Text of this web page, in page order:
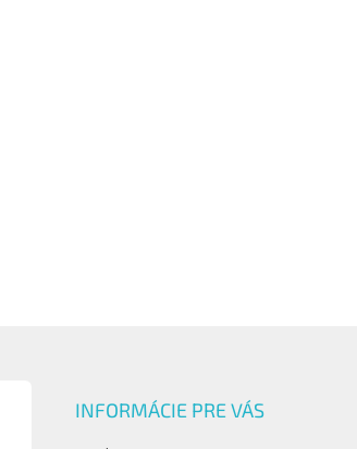
INFORMÁCIE PRE VÁS